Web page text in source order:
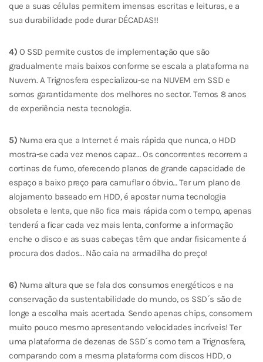
que a suas células permitem imensas escritas e leituras, e a
sua durabilidade pode durar DÉCADAS!!
4) O SSD permite custos de implementação que são
gradualmente mais baixos conforme se escala a plataforma na
Nuvem. A Trignosfera especializou-se na NUVEM em SSD e
somos garantidamente dos melhores no sector. Temos 8 anos
de experiência nesta tecnologia.
5) Numa era que a Internet é mais rápida que nunca, o HDD
mostra-se cada vez menos capaz… Os concorrentes recorrem a
cortinas de fumo, oferecendo planos de grande capacidade de
espaço a baixo preço para camuflar o óbvio… Ter um plano de
alojamento baseado em HDD, é apostar numa tecnologia
obsoleta e lenta, que não fica mais rápida com o tempo, apenas
tenderá a ficar cada vez mais lenta, conforme a informação
enche o disco e as suas cabeças têm que andar fisicamente á
procura dos dados… Não caia na armadilha do preço!
6) Numa altura que se fala dos consumos energéticos e na
conservação da sustentabilidade do mundo, os SSD´s são de
longe a escolha mais acertada. Sendo apenas chips, consomem
muito pouco mesmo apresentando velocidades incríveis! Ter
uma plataforma de dezenas de SSD´s como tem a Trignosfera,
comparando com a mesma plataforma com discos HDD, o